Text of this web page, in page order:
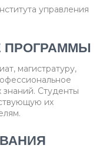
управления
ПРОГРАММЫ
магистратуру,
знаний. Студенты
их